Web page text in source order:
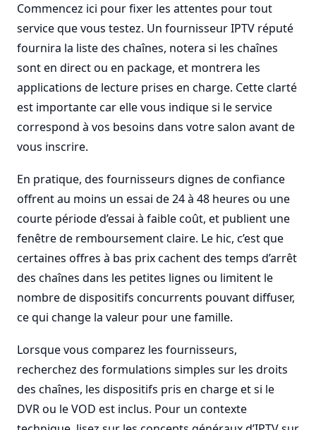
Commencez ici pour fixer les attentes pour tout
service que vous testez. Un fournisseur IPTV réputé
fournira la liste des chaînes, notera si les chaînes
sont en direct ou en package, et montrera les
applications de lecture prises en charge. Cette clarté
est importante car elle vous indique si le service
correspond à vos besoins dans votre salon avant de
vous inscrire.
En pratique, des fournisseurs dignes de confiance
offrent au moins un essai de 24 à 48 heures ou une
courte période d’essai à faible coût, et publient une
fenêtre de remboursement claire. Le hic, c’est que
certaines offres à bas prix cachent des temps d’arrêt
des chaînes dans les petites lignes ou limitent le
nombre de dispositifs concurrents pouvant diffuser,
ce qui change la valeur pour une famille.
Lorsque vous comparez les fournisseurs,
recherchez des formulations simples sur les droits
des chaînes, les dispositifs pris en charge et si le
DVR ou le VOD est inclus. Pour un contexte